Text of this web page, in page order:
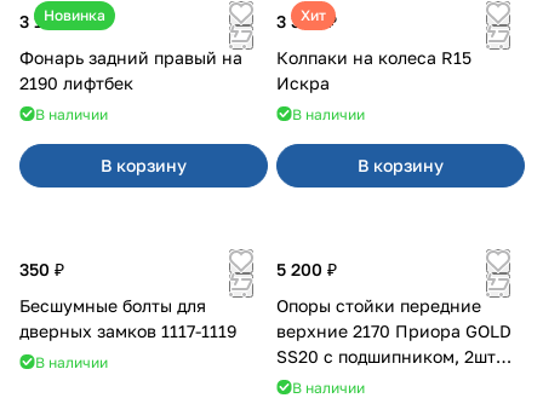
Новинка
3 100 ₽
Фонарь задний правый на
2190 лифтбек
В наличии
В корзину
Хит
3 380 ₽
Колпаки на колеса R15
Искра
В наличии
В корзину
350 ₽
Бесшумные болты для
дверных замков 1117-1119
В наличии
5 200 ₽
Опоры стойки передние
верхние 2170 Приора GOLD
SS20 с подшипником, 2шт
10116
В наличии